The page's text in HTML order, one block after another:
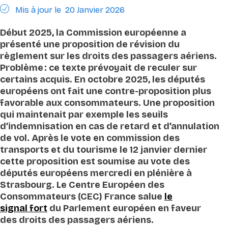
Mis à jour le 20 Janvier 2026
Début 2025, la Commission européenne a
présenté une proposition de révision du
règlement sur les droits des passagers aériens.
Problème : ce texte prévoyait de reculer sur
certains acquis. En octobre 2025, les députés
européens ont fait une contre-proposition plus
favorable aux consommateurs. Une proposition
qui maintenait par exemple les seuils
d’indemnisation en cas de retard et d’annulation
de vol. Après le vote en commission des
transports et du tourisme le 12 janvier dernier
cette proposition est soumise au vote des
députés européens mercredi en plénière à
Strasbourg. Le Centre Européen des
Consommateurs (CEC) France salue le
signal fort du Parlement européen en faveur
des droits des passagers aériens.